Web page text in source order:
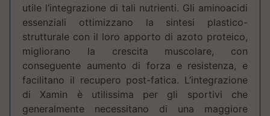
utile l’integrazione di tali nutrienti. Gli aminoacidi
essenziali ottimizzano la sintesi plastico-
strutturale con il loro apporto di azoto proteico,
migliorano la crescita muscolare, con
conseguente aumento di forza e resistenza, e
facilitano il recupero post-fatica. L’integrazione
di Xamin è utilissima per gli sportivi che
generalmente necessitano di una maggiore